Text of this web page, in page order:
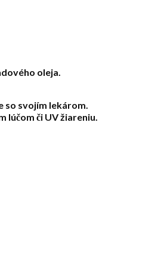
oleja.
so svojím lekárom.
lúčom či UV žiareniu.